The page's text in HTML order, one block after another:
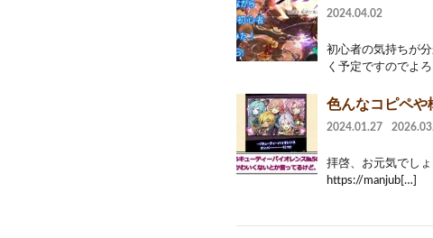
2024.04.02
初心者の気持ちが
く予定ですのでよ
色んなコピペや
2024.01.27
拝啓、お元気でし
https://manjub[…]